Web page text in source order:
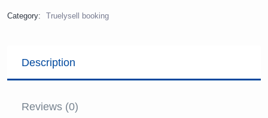
Category: Truelysell booking
Description
Reviews (0)